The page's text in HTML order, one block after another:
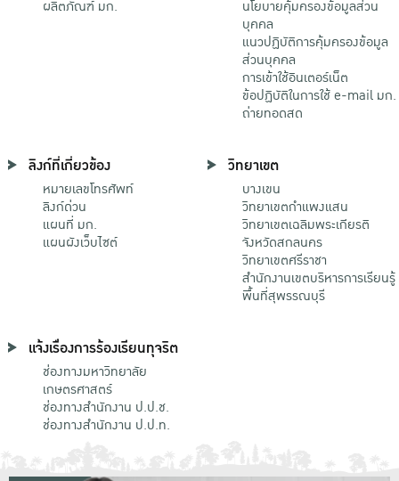
ผลิตภัณฑ์ มก.
นโยบายคุ้มครองข้อมูลส่วน
บุคคล
แนวปฏิบัติการคุ้มครองข้อมูล
ส่วนบุคคล
การเข้าใช้อินเตอร์เน็ต
ข้อปฏิบัติในการใช้ e-mail มก.
ถ่ายทอดสด
ลิงก์ที่เกี่ยวข้อง
หมายเลขโทรศัพท์
ลิงก์ด่วน
แผนที่ มก.
แผนผังเว็บไซต์
วิทยาเขต
บางเขน
วิทยาเขตกําแพงแสน
วิทยาเขตเฉลิมพระเกียรติ
จังหวัดสกลนคร
วิทยาเขตศรีราชา
สำนักงานเขตบริหารการเรียนรู้
พื้นที่สุพรรณบุรี
แจ้งเรื่องการร้องเรียนทุจริต
ช่องทางมหาวิทยาลัย
เกษตรศาสตร์
ช่องทางสำนักงาน ป.ป.ช.
ช่องทางสำนักงาน ป.ป.ท.